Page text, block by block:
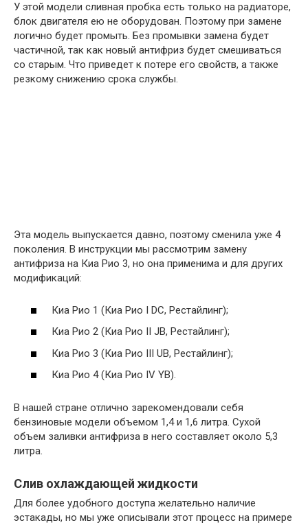
У этой модели сливная пробка есть только на радиаторе,
блок двигателя ею не оборудован. Поэтому при замене
логично будет промыть. Без промывки замена будет
частичной, так как новый антифриз будет смешиваться
со старым. Что приведет к потере его свойств, а также
резкому снижению срока службы.
Эта модель выпускается давно, поэтому сменила уже 4
поколения. В инструкции мы рассмотрим замену
антифриза на Киа Рио 3, но она применима и для других
модификаций:
Киа Рио 1 (Киа Рио I DC, Рестайлинг);
Киа Рио 2 (Киа Рио II JB, Рестайлинг);
Киа Рио 3 (Киа Рио III UB, Рестайлинг);
Киа Рио 4 (Киа Рио IV YB).
В нашей стране отлично зарекомендовали себя
бензиновые модели объемом 1,4 и 1,6 литра. Сухой
объем заливки антифриза в него составляет около 5,3
литра.
Слив охлаждающей жидкости
Для более удобного доступа желательно наличие
эстакады, но мы уже описывали этот процесс на примере